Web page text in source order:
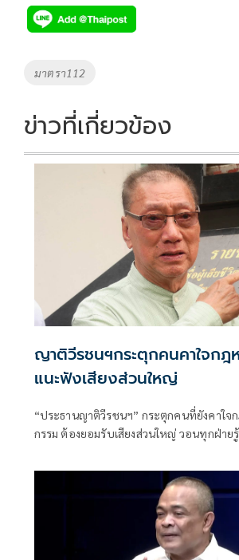
e
b
o
k
tt
er
p
y
k
Tags
มาตรา112
ข่าวที่เกี่ยวข้อง
ญาติวีรชนฯกระตุกคนคาใจกฎ
แนะฟังเสียงส่วนใหญ่
“ประธานญาติวีรชนฯ” กระตุกคนที่ยังคาใจ
กรรม ต้องยอมรับเสียงส่วนใหญ่ วอนทุกฝ่าย
เป็น ”พระราชอำนาจ” ผู้ใดจะละเมิดมิได้เผ
ปีส่วนใหญ่เข้าสู่กระบวนการฟื้นฟูเกือบหม
คดีม.112 ให้ขอพระราชทานอภัยโทษเป็นร